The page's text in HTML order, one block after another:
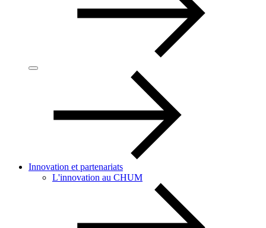
Innovation et partenariats
L'innovation au CHUM